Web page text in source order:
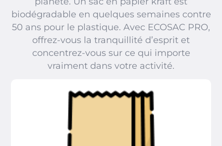
biodégradable en quelques semaines contre
50 ans pour le plastique. Avec ECOSAC PRO,
offrez-vous la tranquillité d’esprit et
concentrez-vous sur ce qui importe
vraiment dans votre activité.